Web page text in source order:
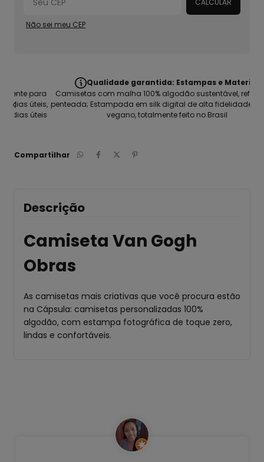
Não sei meu CEP
Qualidade garantida: Estampas e Material
Camisetas com malha 100% algodão sustentável, refinada e
penteada; Estampada em silk digital de alta fidelidade, Produto
vegano, totalmente feito no Brasil
Compartilhar
Descrição
Camiseta Van Gogh
Obras
As camisetas mais criativas que você procura estão
na Cápsula: camisetas personalizadas 100%
algodão, com estampa fotográfica de toque zero,
lindas e confortáveis.